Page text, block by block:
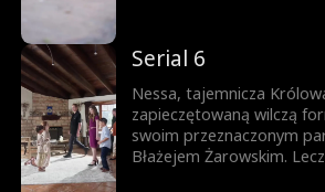
Dopiero gdy życie ich
pojawia się szansa, by
prawdę – lecz czy nie
Serial 6
Nessa, tajemnicza
zapieczętowaną wilczą
swoim przeznaczonym
Błażejem Żarowskim.